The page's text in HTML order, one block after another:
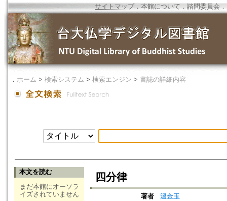
サイトマップ．本館について ． 諮問委員会 ．
． ホーム > 検索システム > 検索エンジン > 書誌の詳細内容
本文を読む
まだ本館にオーソラ
イズされていません
四分律
著者
溫金玉